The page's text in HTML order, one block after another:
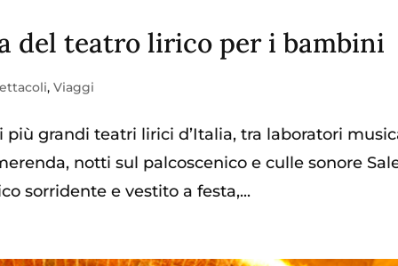
del teatro lirico per i bambini
,Viaggi
più grandi teatri lirici d’Italia, tra laboratori
notti sul palcoscenico e culle sonore
sorridente e vestito a festa,...